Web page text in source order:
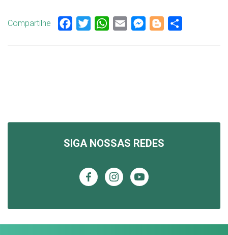
Compartilhe Facebook
TwitterWhatsApp
Email Messenger
Blogger
SIGA NOSSAS REDES